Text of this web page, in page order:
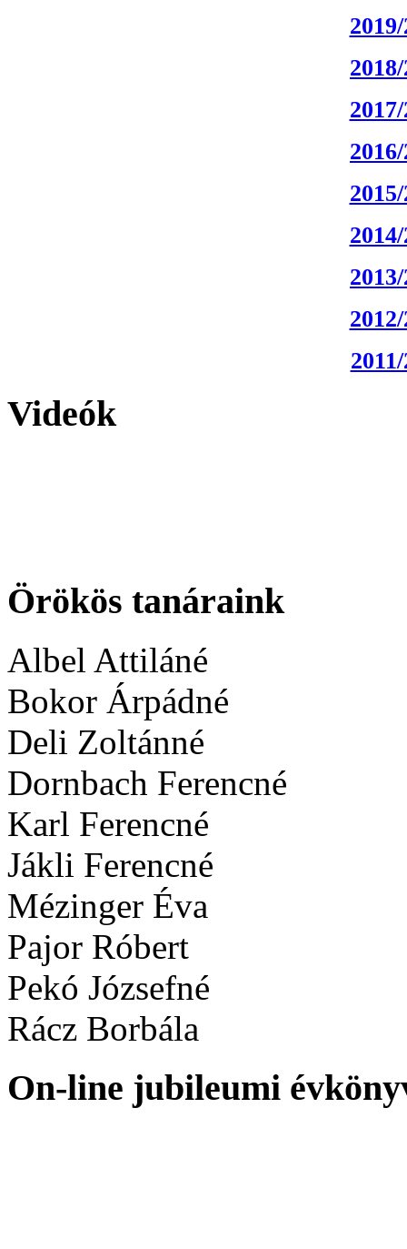
Videók
Örökös tanáraink
Albel Attiláné
Bokor Árpádné
Deli Zoltánné
Dornbach Ferencné
Karl Ferencné
Jákli Ferencné
Mézinger Éva
Pajor Róbert
Pekó Józsefné
Rácz Borbála
On-line jubileumi